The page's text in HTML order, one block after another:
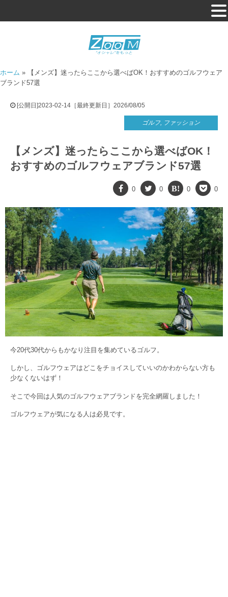
ホーム »
【メンズ】迷ったらここから選べばOK！おすすめのゴルフウェア
ブランド57選
[公開日]2023-02-14［最終更新日］2026/08/05
ゴルフ, ファッション
【メンズ】迷ったらここから選べばOK！
おすすめのゴルフウェアブランド57選
0 0 0 0
今20代30代からもかなり注目を集めているゴルフ。
しかし、ゴルフウェアはどこをチョイスしていいのかわからない方も
少なくないはず！
そこで今回は人気のゴルフウェアブランドを完全網羅しました！
ゴルフウェアが気になる人は必見です。